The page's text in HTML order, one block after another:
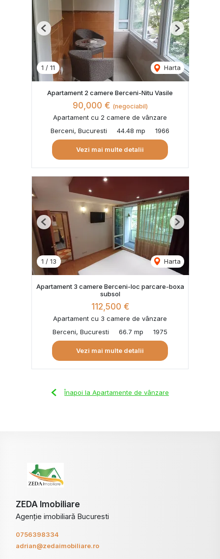
1 / 11 Harta
Previous Next
Apartament 2 camere Berceni-Nitu Vasile
90,000 € (negociabil)
Apartament cu 2 camere de vânzare
Berceni, Bucuresti
44.48 mp 1966
Vezi mai multe detalii
1 / 13 Harta
Previous Next
Apartament 3 camere Berceni-loc parcare-boxa
subsol
112,500 €
Apartament cu 3 camere de vânzare
Berceni, Bucuresti
66.7 mp 1975
Vezi mai multe detalii
Înapoi la Apartamente de vânzare
ZEDA Imobiliare
Agenție imobiliară Bucuresti
0756398334
adrian@zedaimobiliare.ro